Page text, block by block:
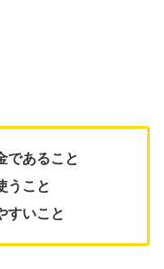
であること
うこと
すいこと